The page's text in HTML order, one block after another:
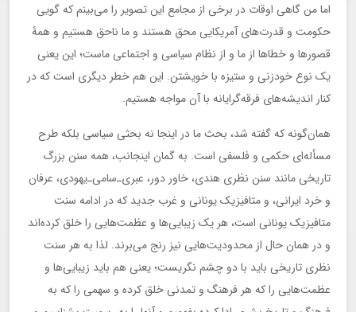
اما من گاهی اوقات در برخی از مجامع این تصویر را می‌بینم که گویی
حکومت و قدرت‌های آمریکایی‌ محق هستند و ما ناحق هستیم و همۀ
قصورها و خطاها از ما و از نظام سیاسی و اجتماعی ماست؛ این یعنی
یک نوع خودزنی و ستیزه با خویشتن. این هم خطر دیگری است که در
کنار اندیشه‌های فرقه‌گرایانه با آن مواجه هستیم.
همان‌گونه که گفته شد، بحث ما در اینجا نه بحثی سیاسی بلکه طرح
مسأله‌ای حکمی و فلسفی است. به گمان اینجانب، همه سنن بزرگ
تاریخی مانند سنن نظری هندی، خاور دور، عبری‌ـ‌سامی‌‌ـ‌یهودی، عرفان
و خرد ایرانی، و متافیزیک یونانی و غرب جدید که در ادامه سنت
متافیزیک یونانی است، هر یک زیبایی‌ها و عظمت‌هایی را خلق کرده‌اند
و در همان حال از محدودیت‌هایی نیز رنج می‌برند. لذا به هر سنت
نظری تاریخی باید با دو چشم نگریست؛ یعنی هم باید زیبایی‌ها و
عظمت‌هایی را که هر فرهنگ و تمدنی خلق کرده و سهمی را که به